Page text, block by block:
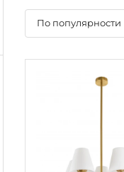
По популярности